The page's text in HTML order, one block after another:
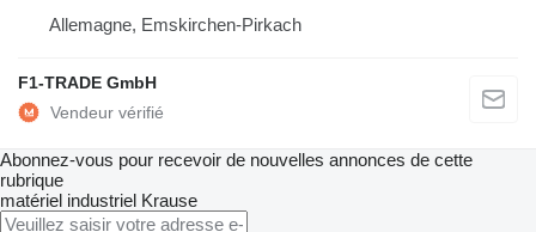
Allemagne, Emskirchen-Pirkach
F1-TRADE GmbH
Abonnez-vous pour recevoir de nouvelles annonces de cette
rubrique
matériel industriel Krause